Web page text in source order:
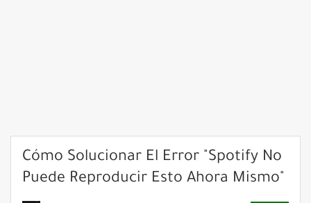
Cómo Solucionar El Error "Spotify No
Puede Reproducir Esto Ahora Mismo"